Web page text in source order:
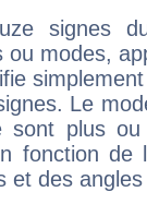
signes
ou modes,
Le
sont plus
fonction de
et des